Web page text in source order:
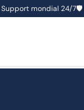
Support mondial 24/7🛡️